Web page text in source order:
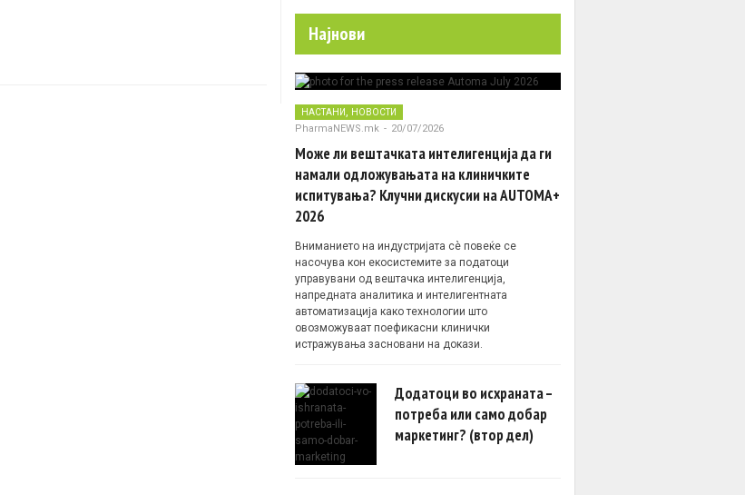
Најнови
НАСТАНИ НОВОСТИ
PharmaNEWS.mk - 20/07/2026
Може ли вештачката интелигенција да ги
намали одложувањата на клиничките
испитувања? Клучни дискусии на AUTOMA+
2026
Вниманието на индустријата сè повеќе се
насочува кон екосистемите за податоци
управувани од вештачка интелигенција,
напредната аналитика и интелигентната
автоматизација како технологии што
овозможуваат поефикасни клинички
истражувања засновани на докази.
Додатоци во исхраната –
потреба или само добар
маркетинг? (втор дел)